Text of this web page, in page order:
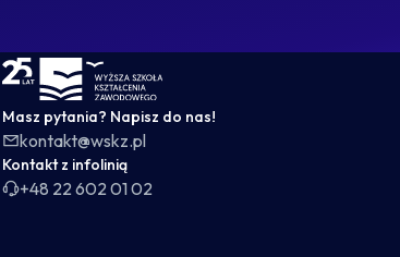
WSKZ - strona główna
Masz pytania? Napisz do nas!
kontakt@wskz.pl
Kontakt z infolinią
+48 22 602 01 02